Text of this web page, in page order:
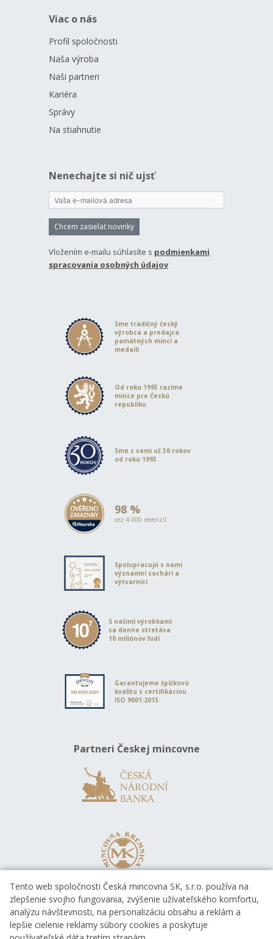
Viac o nás
Profil spoločnosti
Naša výroba
Naši partneri
Kariéra
Správy
Na stiahnutie
Nenechajte si nič ujsť
Chcem zasielať novinky
Vložením e-mailu súhlasíte s podmienkami
spracovania osobných údajov
Sme tradičný český
výrobca a predajca
pamätných mincí a
medailí
Od roku 1993 razíme
mince pre Českú
republiku
Sme s vami už 30 rokov
od roku 1993
98 %
cez 4 000 recenzií
Spolupracujú s nami
významní sochári a
výtvarníci
S našimi výrobkami
sa denne stretáva
10 miliónov ľudí
Garantujeme špičkovú
kvalitu s certifikáciou
ISO 9001:2015
Partneri Českej mincovne
Tento web spoločnosti Česká mincovna SK, s.r.o. používa na
zlepšenie svojho fungovania, zvýšenie užívateľského komfortu,
analýzu návštevnosti, na personalizáciu obsahu a reklám a
lepšie cielenie reklamy súbory cookies a poskytuje